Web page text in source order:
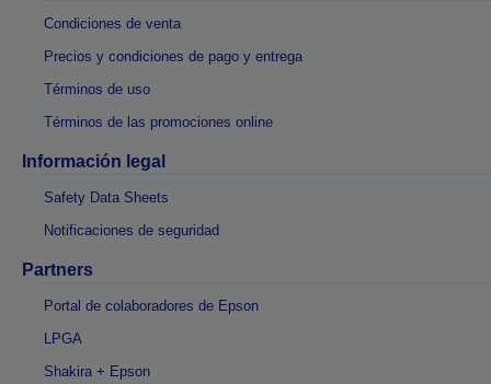
Condiciones de venta
Precios y condiciones de pago y entrega
Términos de uso
Términos de las promociones online
Información legal
Safety Data Sheets
Notificaciones de seguridad
Partners
Portal de colaboradores de Epson
LPGA
Shakira + Epson